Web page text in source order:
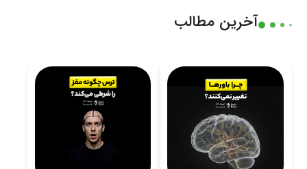
آخرین مطالب